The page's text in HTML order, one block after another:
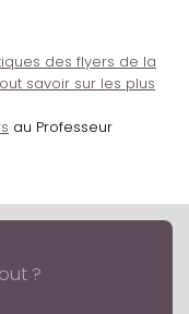
des flyers de la
savoir sur les plus
au Professeur
?